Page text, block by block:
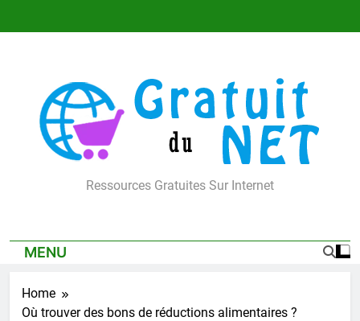
Gratuit Du Net
Ressources Gratuites Sur Internet
MENU
Home
Où trouver des bons de réductions alimentaires ?